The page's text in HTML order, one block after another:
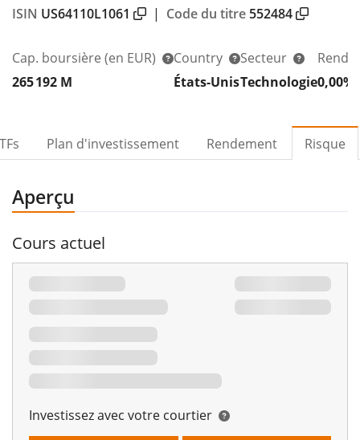
ISIN US64110L1061 | Code du titre 552484
Cap. boursière (en EUR)
265 192 M
Country
États-Unis
Secteur
Technologie0,00%
Plan d'investissement Rendement Risque
Aperçu
Cours actuel
Investissez avec votre courtier